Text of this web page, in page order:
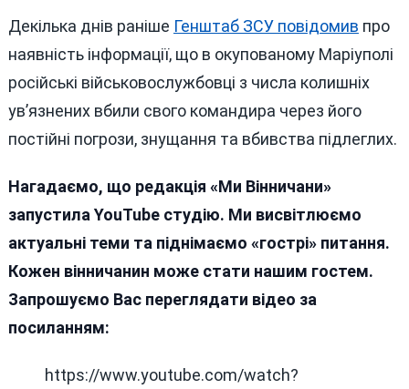
Декілька днів раніше Генштаб ЗСУ повідомив про
наявність інформації, що в окупованому Маріуполі
російські військовослужбовці з числа колишніх
ув’язнених вбили свого командира через його
постійні погрози, знущання та вбивства підлеглих.
Нагадаємо, що редакція «Ми Вінничани»
запустила YouTube студію. Ми висвітлюємо
актуальні теми та піднімаємо «гострі» питання.
Кожен вінничанин може стати нашим гостем.
Запрошуємо Вас переглядати відео за
посиланням:
https://www.youtube.com/watch?